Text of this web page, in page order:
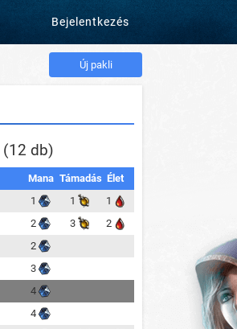
Bejelentkezés
Új pakli
(12 db)
Mana Támadás Élet
1 1
1
2 3
2
2
3
4
4